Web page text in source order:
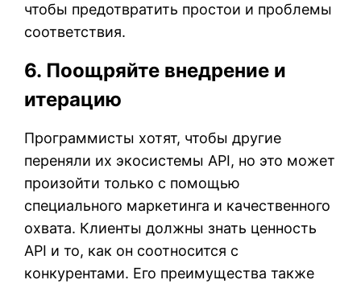
чтобы предотвратить простои и проблемы
соответствия.
6. Поощряйте внедрение и
итерацию
Программисты хотят, чтобы другие
переняли их экосистемы API, но это может
произойти только с помощью
специального маркетинга и качественного
охвата. Клиенты должны знать ценность
API и то, как он соотносится с
конкурентами. Его преимущества также